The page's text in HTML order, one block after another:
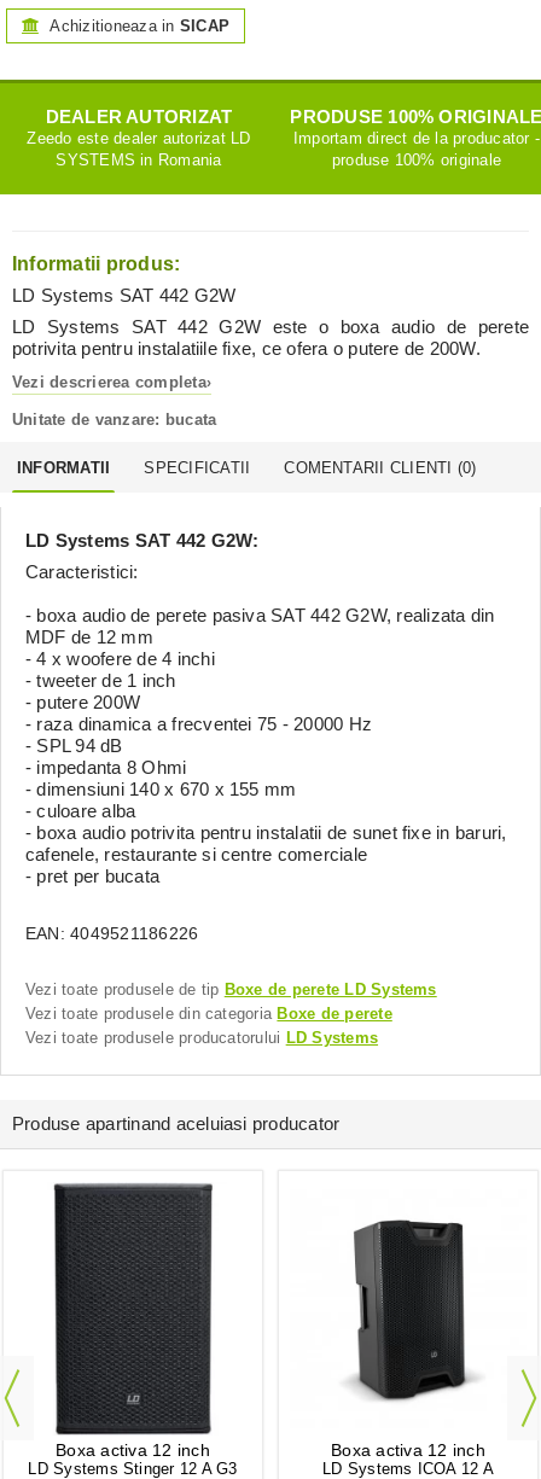
Achizitioneaza in SICAP
DEALER AUTORIZAT
Zeedo este dealer autorizat LD
SYSTEMS in Romania
PRODUSE 100%
Importam direct de la producator -
produse 100% originale
Informatii produs:
LD Systems SAT 442 G2W
LD Systems SAT 442 G2W este o boxa audio de perete
potrivita pentru instalatiile fixe, ce ofera o putere de 200W.
Vezi descrierea completa›
Unitate de vanzare: bucata
INFORMATII SPECIFICATII COMENTARII CLIENTI (0)
LD Systems SAT 442 G2W:
Caracteristici:
- boxa audio de perete pasiva SAT 442 G2W, realizata din
MDF de 12 mm
- 4 x woofere de 4 inchi
- tweeter de 1 inch
- putere 200W
- raza dinamica a frecventei 75 - 20000 Hz
- SPL 94 dB
- impedanta 8 Ohmi
- dimensiuni 140 x 670 x 155 mm
- culoare alba
- boxa audio potrivita pentru instalatii de sunet fixe in baruri,
cafenele, restaurante si centre comerciale
- pret per bucata
EAN: 4049521186226
Vezi toate produsele de tip Boxe de perete LD Systems
Vezi toate produsele din categoria Boxe de perete
Vezi toate produsele producatorului LD Systems
Produse apartinand aceluiasi producator
Boxa activa 12 inch
LD Systems Stinger 12 A G3
Boxa activa 12 inch
LD Systems ICOA 12 A